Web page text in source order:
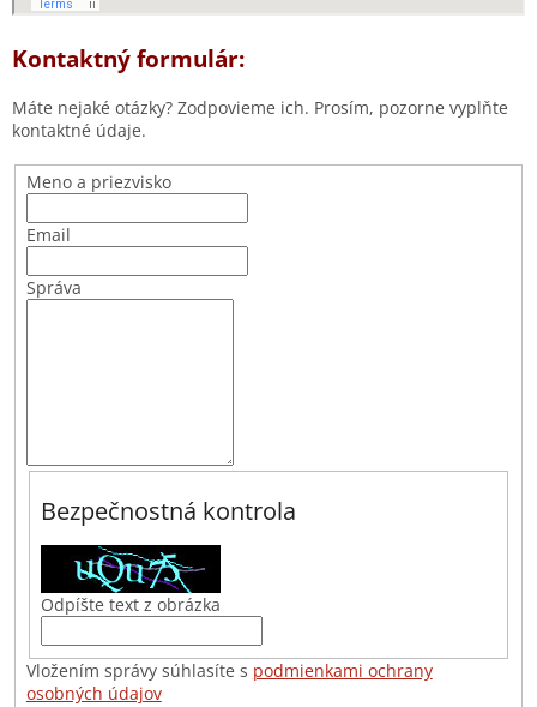
Kontaktný formulár:
Máte nejaké otázky? Zodpovieme ich. Prosím, pozorne vyplňte
kontaktné údaje.
Meno a priezvisko
Email
Správa
Bezpečnostná kontrola
Odpíšte text z obrázka
Vložením správy súhlasíte s podmienkami ochrany
osobných údajov